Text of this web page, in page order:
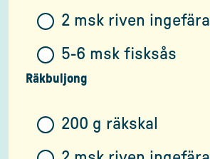
2 msk riven ingefära
5-6 msk fisksås
Räkbuljong
200 g räkskal